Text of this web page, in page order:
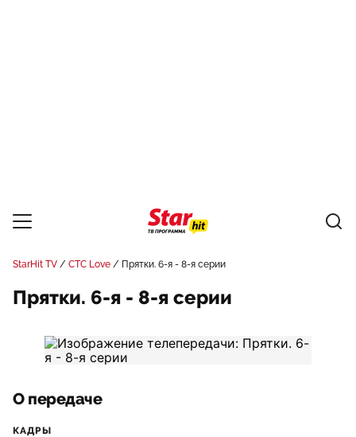
StarHit TV СТС Love Прятки. 6-я - 8-я серии
Прятки. 6-я - 8-я серии
О передаче
КАДРЫ